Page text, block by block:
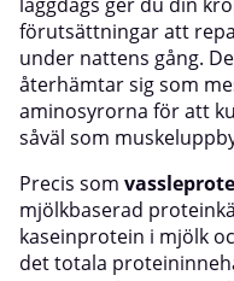
förutsättningar att
under nattens gång.
återhämtar sig som
aminosyrorna för att
såväl som
Precis som
mjölkbaserad
kaseinprotein i mjölk
det totala